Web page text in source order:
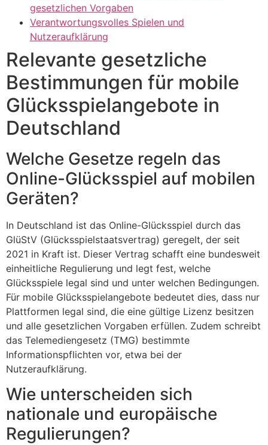
gesetzlichen Vorgaben
Verantwortungsvolles Spielen und
Nutzeraufklärung
Relevante gesetzliche
Bestimmungen für mobile
Glücksspielangebote in
Deutschland
Welche Gesetze regeln das
Online-Glücksspiel auf mobilen
Geräten?
In Deutschland ist das Online-Glücksspiel durch das
GlüStV (Glücksspielstaatsvertrag) geregelt, der seit
2021 in Kraft ist. Dieser Vertrag schafft eine bundesweit
einheitliche Regulierung und legt fest, welche
Glücksspiele legal sind und unter welchen Bedingungen.
Für mobile Glücksspielangebote bedeutet dies, dass nur
Plattformen legal sind, die eine gültige Lizenz besitzen
und alle gesetzlichen Vorgaben erfüllen. Zudem schreibt
das Telemediengesetz (TMG) bestimmte
Informationspflichten vor, etwa bei der
Nutzeraufklärung.
Wie unterscheiden sich
nationale und europäische
Regulierungen?